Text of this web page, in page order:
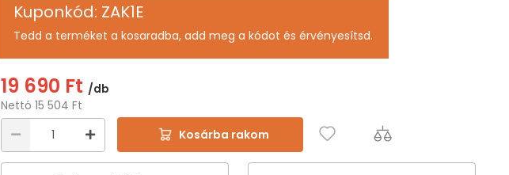
Kuponkód: ZAK1E
Tedd a terméket a kosaradba, add meg a kódot és érvényesítsd.
19 690 Ft /db
Nettó 15 504 Ft
Kosárba rakom